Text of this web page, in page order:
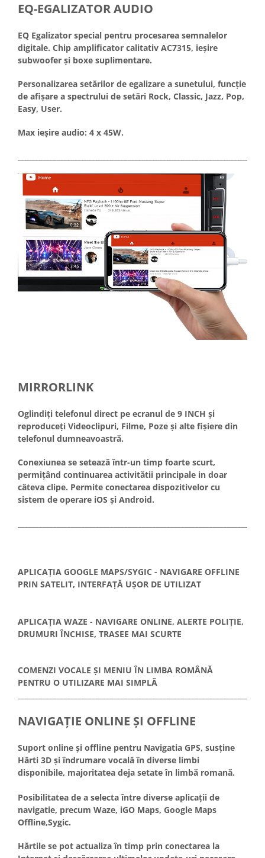
EQ-EGALIZATOR AUDIO
EQ Egalizator special pentru procesarea semnalelor
digitale. Chip amplificator calitativ AC7315, ieșire
subwoofer și boxe suplimentare.
Personalizarea setărilor de egalizare a sunetului, funcție
de afișare a spectrului de setări Rock, Classic, Jazz, Pop,
Easy, User.
Max ieșire audio: 4 x 45W.
MIRRORLINK
Oglindiți telefonul direct pe ecranul de 9 INCH și
reproduceți Videoclipuri, Filme, Poze și alte fișiere din
telefonul dumneavoastră.
Conexiunea se setează într-un timp foarte scurt,
permițând continuarea activitătii principale in doar
câteva clipe. Permite conectarea dispozitivelor cu
sistem de operare iOS și Android.
APLICAȚIA GOOGLE MAPS/SYGIC - NAVIGARE OFFLINE
PRIN SATELIT, INTERFAȚĂ UȘOR DE UTILIZAT
APLICAȚIA WAZE - NAVIGARE ONLINE, ALERTE POLIȚIE,
DRUMURI ÎNCHISE, TRASEE MAI SCURTE
COMENZI VOCALE ȘI MENIU ÎN LIMBA ROMÂNĂ
PENTRU O UTILIZARE MAI SIMPLĂ
NAVIGAȚIE ONLINE ȘI OFFLINE
Suport online și offline pentru Navigatia GPS, susține
Hărti 3D și îndrumare vocală în diverse limbi
disponibile, majoritatea deja setate în limbă romană.
Posibilitatea de a selecta între diverse aplicații de
navigatie, precum Waze, iGO Maps, Google Maps
Offline,Sygic.
Hărtile se pot actualiza în timp prin conectarea la